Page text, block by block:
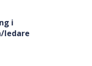
i
ledare